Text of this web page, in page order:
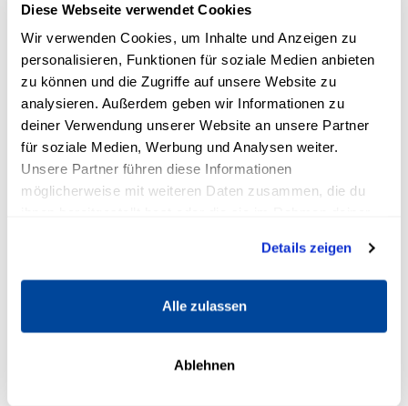
Diese Webseite verwendet Cookies
Wir verwenden Cookies, um Inhalte und Anzeigen zu
personalisieren, Funktionen für soziale Medien anbieten
zu können und die Zugriffe auf unsere Website zu
analysieren. Außerdem geben wir Informationen zu
deiner Verwendung unserer Website an unsere Partner
für soziale Medien, Werbung und Analysen weiter.
Unsere Partner führen diese Informationen
möglicherweise mit weiteren Daten zusammen, die du
Details zeigen
Alle zulassen
Ablehnen
ausgezeichnete Repetitionsfähigkeit
besitze?“
5. Den Spieß umdrehen
Diese Schlagfertigkeitstechnik erfordert
besonders viel Mut, da sie darauf abzielt, den
Angreifer auf dieselbe Weise bloßzustellen, wie
Winston Churchill
als Beispiel herangezogen:
„Wenn ich Ihre Frau wäre, würde ich Ihnen
Gift in den Kaffee mischen.“
„Und wenn ich Ihr Mann wäre, dann würde